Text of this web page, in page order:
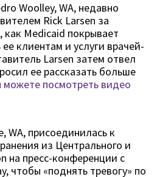
Woolley, WA, недавно
Rick Larsen за
Medicaid покрывает
клиентам и услуги врачей-
Larsen затем отвел
ее рассказать больше
можете посмотреть видео
WA, присоединилась к
из Центрального и
на пресс-конференции с
чтобы «поднять тревогу» по